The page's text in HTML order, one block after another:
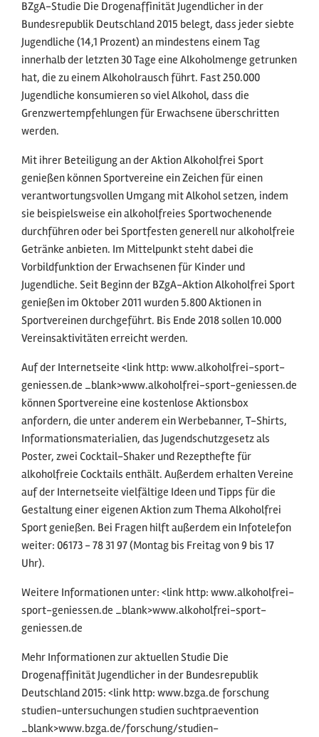
BZgA-Studie Die Drogenaffinität Jugendlicher in der
Bundesrepublik Deutschland 2015 belegt, dass jeder siebte
Jugendliche (14,1 Prozent) an mindestens einem Tag
innerhalb der letzten 30 Tage eine Alkoholmenge getrunken
hat, die zu einem Alkoholrausch führt. Fast 250.000
Jugendliche konsumieren so viel Alkohol, dass die
Grenzwertempfehlungen für Erwachsene überschritten
werden.
Mit ihrer Beteiligung an der Aktion Alkoholfrei Sport
genießen können Sportvereine ein Zeichen für einen
verantwortungsvollen Umgang mit Alkohol setzen, indem
sie beispielsweise ein alkoholfreies Sportwochenende
durchführen oder bei Sportfesten generell nur alkoholfreie
Getränke anbieten. Im Mittelpunkt steht dabei die
Vorbildfunktion der Erwachsenen für Kinder und
Jugendliche. Seit Beginn der BZgA-Aktion Alkoholfrei Sport
genießen im Oktober 2011 wurden 5.800 Aktionen in
Sportvereinen durchgeführt. Bis Ende 2018 sollen 10.000
Vereinsaktivitäten erreicht werden.
Auf der Internetseite <link http: www.alkoholfrei-sport-
geniessen.de _blank>www.alkoholfrei-sport-geniessen.de
können Sportvereine eine kostenlose Aktionsbox
anfordern, die unter anderem ein Werbebanner, T-Shirts,
Informationsmaterialien, das Jugendschutzgesetz als
Poster, zwei Cocktail-Shaker und Rezepthefte für
alkoholfreie Cocktails enthält. Außerdem erhalten Vereine
auf der Internetseite vielfältige Ideen und Tipps für die
Gestaltung einer eigenen Aktion zum Thema Alkoholfrei
Sport genießen. Bei Fragen hilft außerdem ein Infotelefon
weiter: 06173 - 78 31 97 (Montag bis Freitag von 9 bis 17
Uhr).
Weitere Informationen unter: <link http: www.alkoholfrei-
sport-geniessen.de _blank>www.alkoholfrei-sport-
geniessen.de
Mehr Informationen zur aktuellen Studie Die
Drogenaffinität Jugendlicher in der Bundesrepublik
Deutschland 2015: <link http: www.bzga.de forschung
studien-untersuchungen studien suchtpraevention
_blank>www.bzga.de/forschung/studien-